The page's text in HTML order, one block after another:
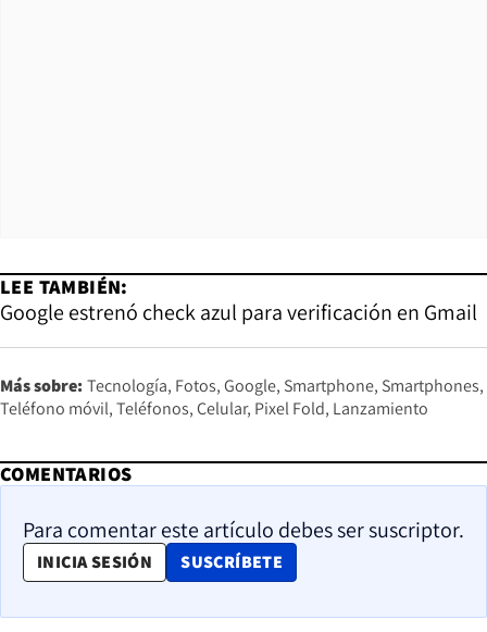
LEE TAMBIÉN:
Google estrenó check azul para verificación en Gmail
Más sobre: Tecnología Fotos Google Smartphone Smartphones
Teléfono móvil Teléfonos Celular Pixel Fold Lanzamiento
COMENTARIOS
Para comentar este artículo debes ser suscriptor.
INICIA SESIÓN SUSCRÍBETE
OPENS IN NEW WINDOW